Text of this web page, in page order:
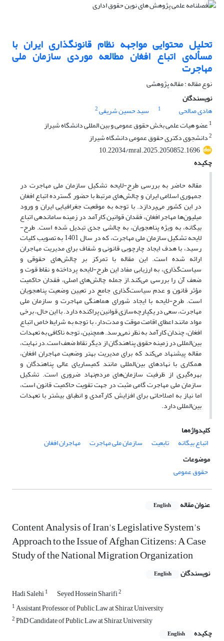
تحلیل محتوایی مواجهه نظام قانونگذاری ایران با
مسأله‌ی اتباع افغان مطالعه موردی سازمان ملی
مهاجرت
نوع مقاله : مقاله پژوهشی
نویسندگان
هادی صالحی
1 سید حسین شریفی2
1عضو هیات علمی بخش حقوق عمومی و بین المللی دانشگاه شیراز
2دانشجوی دکتری حقوق عمومی دانشگاه شیراز
10.22034/mral.2025.2050852.1696
چکیده
مقاله حاضر به بررسی طرح-لایحه تشکیل سازمان ملی مهاجرت در
جمهوری اسلامی ایران و چالش‌های مرتبط با حضور گسترده اتباع افغان
در این کشور می‌پردازد. با توجه به موقعیت جغرافیایی ایران و ورود
میلیون‌ها مهاجر افغان، فقدان قوانین کارآمد در زمینه ساماندهی اتباع
بیگانه، به ویژه پناهجویان، به چالشی جدی تبدیل شده است. طرح-
لایحه تشکیل سازمان ملی مهاجرت، که در سال 1401 به تصویب کلیات
رسید، با هدف ایجاد چارچوبی قانونی و شفاف برای مدیریت مهاجران
ارائه شده است. این مقاله با تمرکز بر چالش‌های حقوقی و
سیاست‌گذاری، به ارزیابی مفاد این طرح-لایحه پرداخته و نقاط قوت و
ضعف آن را بررسی می‌کند.از جمله چالش‌های اصلی، فقدان حاکمیت
مؤثر قانون و عدم سیاست‌گذاری جامع در تعیین وضعیت پناهجویان
است. طرح-لایحه با ایجاد شورای هماهنگی مهاجرت و سازمان ملی
مهاجرت، سعی در یکپارچه‌سازی قوانین پراکنده دارد. با این حال، برخی
مواد مانند اعطای اقامت موقت و مدت‌دار، با توجه به شرایط خاص اتباع
افغان، چندان کارآمد به نظر نمی‌رسد. همچنین، توجه ناکافی به تعهدات
بین‌المللی در زمینه حقوق پناهندگان از دیگر نقاط ضعف است.در نهایت،
مقاله پیشنهاد می‌کند که برای مدیریت بهتر وضعیت مهاجران افغان،
همکاری با نهادهای بین‌المللی مانند کمیساریای عالی پناهندگان و
بهره‌گیری از ظرفیت سازمان‌های مردم‌نهاد ضروری است. تشکیل
سازمان ملی مهاجرت گامی مثبت در جهت تقویت حاکمیت قانون است،
اما نیاز به اصلاحاتی برای افزایش کارآمدی و انطباق بیشتر با تعهدات
بین‌المللی دارد.
کلیدواژه‌ها
اتباع بیگانه
تابعیت سازمان ملی مهاجرت
مهاجران افغان
موضوعات
حقوق عمومی
عنوان مقاله English
Content Analysis of Iran's Legislative System's
Approach to the Issue of Afghan Citizens: A Case
Study of the National Migration Organization
نویسندگان English
Hadi Salehi1 Seyed Hossein Sharifi2
1Assistant Professor of Public Law at Shiraz University
2PhD Candidate of Public Law at Shiraz University
چکیده
English